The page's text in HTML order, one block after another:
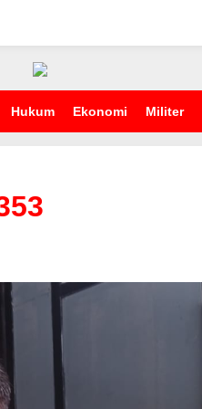
Hukum Ekonomi Militer